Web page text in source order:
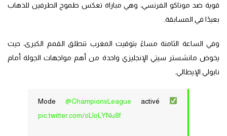
قوية ضد موناكو الفرنسي، وهي مباراة تعكس طموح الطرفين للذهاب
بعيدًا في المسابقة.
وفي الساعة الثامنة مساءً بتوقيت المغرب تنطلق القمم الكبرى، حيث
يخوض مانشستر سيتي الإنجليزي واحدة من أهم مواجهات الجولة أمام
نابولي الإيطالي.
Mode@ChampionsLeague activé
pic.twitter.com/oLloLYNu8f